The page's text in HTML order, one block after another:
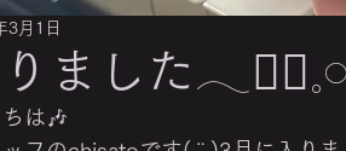
りました𓂃❁⃘𓈒𓏸
3月1日
は🎶